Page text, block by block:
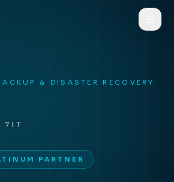
& DISASTER RECOVERY
7IT
PARTNER